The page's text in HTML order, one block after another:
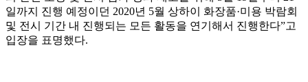
일까지 진행 예정이던 2020년 5월 상하이 화장품·미용 박람회
및 전시 기간 내 진행되는 모든 활동을 연기해서 진행한다”고
입장을 표명했다.